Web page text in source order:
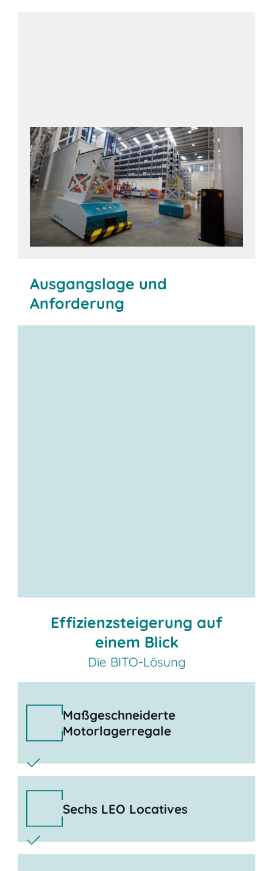
Ausgangslage und
Anforderung
Effizienzsteigerung auf
einem Blick
Die BITO-Lösung
Maßgeschneiderte
Motorlagerregale
Sechs LEO Locatives